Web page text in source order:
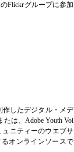
Flickrグループに参加
したデジタル・メデ
は、Adobe Youth Voi
ュニティーのウエブサ
オンラインソースで